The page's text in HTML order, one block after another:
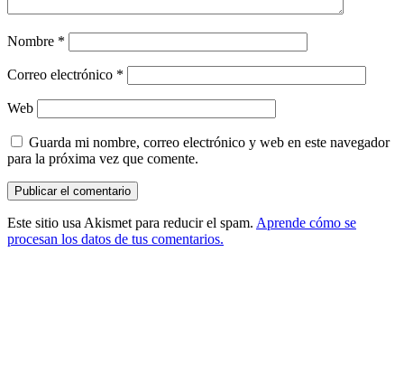
Nombre *
Correo electrónico *
Web
Guarda mi nombre, correo electrónico y web en este navegador
para la próxima vez que comente.
Este sitio usa Akismet para reducir el spam. Aprende cómo se
procesan los datos de tus comentarios.